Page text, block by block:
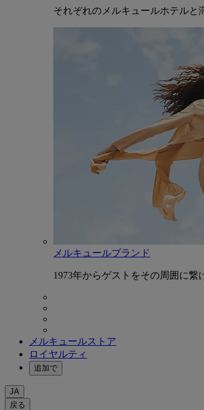
それぞれのメルキュールホテルと
メルキュールブランド
1973年からゲストをその周囲に繋
メルキュールストア
ロイヤルティ
追加で
JA
戻る